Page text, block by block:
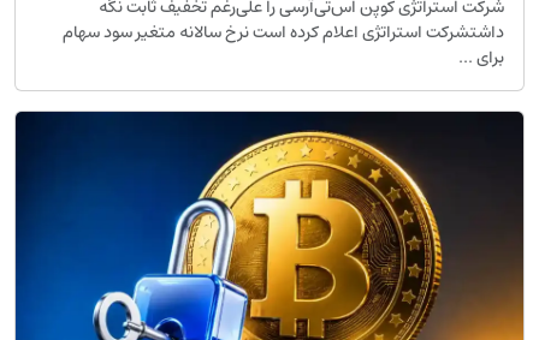
استراتژی کوپن اس‌تی‌آرسی را علی‌رغم تخفیف ثابت نگه
استراتژی اعلام کرده است نرخ سالانه متغیر سود سهام
...